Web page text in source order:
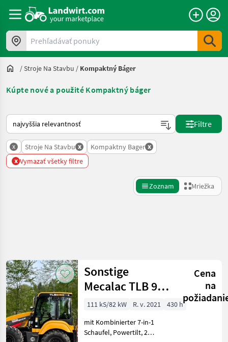
Prehľadávať ponuky
/Stroje Na Stavbu / Kompaktný Báger
Kúpte nové a použité Kompaktný báger
Takto sa vykonáva triedenie na Landwirt.com
Filtre
x Stroje Na Stavbu x Kompaktny Bager x
x Vymazať všetky filtre
Zoznam Mriežka
Kategória 3 Krajina
AKTUÁLNA
CESTA
stavebná
technika
Resetovať
Zobraziť 2
výsledkov
Sonstige
Mecalac TLB 990
PS
Cena
na
111 kS/82 kW R. v. 2021
430 h
mit Kombinierter 7-in-1
Schaufel, Powertilt, 2